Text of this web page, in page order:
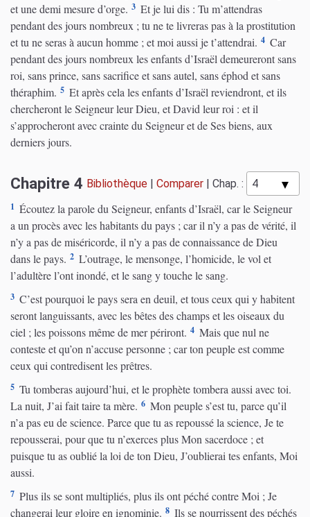
et une demi mesure d’orge. 3 Et je lui dis : Tu m’attendras
pendant des jours nombreux ; tu ne te livreras pas à la prostitution
et tu ne seras à aucun homme ; et moi aussi je t’attendrai. 4 Car
pendant des jours nombreux les enfants d’Israël demeureront sans
roi, sans prince, sans sacrifice et sans autel, sans éphod et sans
théraphim. 5 Et après cela les enfants d’Israël reviendront, et ils
chercheront le Seigneur leur Dieu, et David leur roi : et il
s’approcheront avec crainte du Seigneur et de Ses biens, aux
derniers jours.
Chapitre 4 Bibliothèque | Comparer | Chap. :
1 Écoutez la parole du Seigneur, enfants d’Israël, car le Seigneur
a un procès avec les habitants du pays ; car il n’y a pas de vérité, il
n’y a pas de miséricorde, il n’y a pas de connaissance de Dieu
dans le pays. 2 L’outrage, le mensonge, l’homicide, le vol et
l’adultère l’ont inondé, et le sang y touche le sang.
3 C’est pourquoi le pays sera en deuil, et tous ceux qui y habitent
seront languissants, avec les bêtes des champs et les oiseaux du
ciel ; les poissons même de mer périront. 4 Mais que nul ne
conteste et qu’on n’accuse personne ; car ton peuple est comme
ceux qui contredisent les prêtres.
5 Tu tomberas aujourd’hui, et le prophète tombera aussi avec toi.
La nuit, J’ai fait taire ta mère. 6 Mon peuple s’est tu, parce qu’il
n’a pas eu de science. Parce que tu as repoussé la science, Je te
repousserai, pour que tu n’exerces plus Mon sacerdoce ; et
puisque tu as oublié la loi de ton Dieu, J’oublierai tes enfants, Moi
aussi.
7 Plus ils se sont multipliés, plus ils ont péché contre Moi ; Je
changerai leur gloire en ignominie. 8 Ils se nourrissent des péchés